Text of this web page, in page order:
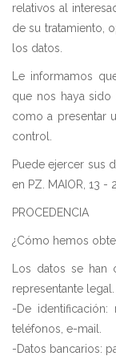
relativos al
de su tratamiento,
los datos.
Le informamos
que nos haya sido
como a presentar
control.
Puede ejercer sus
en PZ. MAIOR, 13 -
PROCEDENCIA
¿Cómo hemos
Los datos se
representante
-De identificación:
teléfonos, e-mail.
-Datos bancarios: